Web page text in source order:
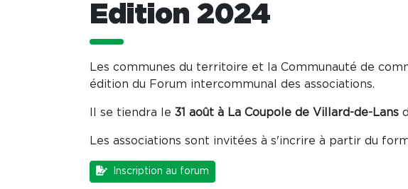
Edition 2024
Les communes du territoire et la Communauté de
édition du Forum intercommunal des associations.
Il se tiendra le 31 août à La Coupole de Villard-de-Lans
Les associations sont invitées à s'incrire à partir du
Inscription au forum